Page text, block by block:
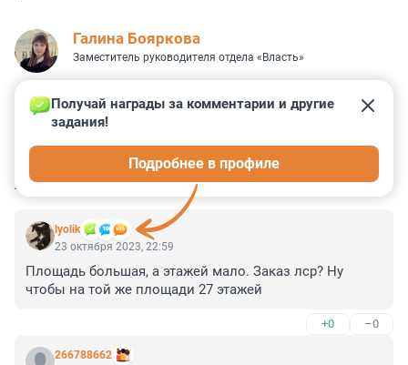
Галина Бояркова
Заместитель руководителя отдела «Власть»
КОММЕНТАРИИ 10
lyolik
Получай награды за комментарии и другие
задания!
Подробнее в профиле
23 октября 2023, 22:59
Площадь большая, а этажей мало. Заказ лср? Ну
чтобы на той же площади 27 этажей
+0 –0
266788662